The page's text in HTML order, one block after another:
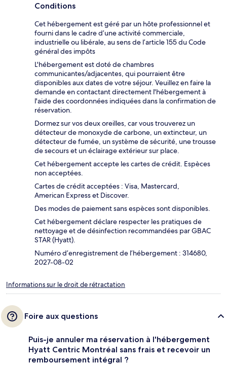
Conditions
Cet hébergement est géré par un hôte professionnel et
fourni dans le cadre d’une activité commerciale,
industrielle ou libérale, au sens de l’article 155 du Code
général des impôts
L'hébergement est doté de chambres
communicantes/adjacentes, qui pourraient être
disponibles aux dates de votre séjour. Veuillez en faire la
demande en contactant directement l'hébergement à
l'aide des coordonnées indiquées dans la confirmation de
réservation.
Dormez sur vos deux oreilles, car vous trouverez un
détecteur de monoxyde de carbone, un extincteur, un
détecteur de fumée, un système de sécurité, une trousse
de secours et un éclairage extérieur sur place.
Cet hébergement accepte les cartes de crédit. Espèces
non acceptées.
Cartes de crédit acceptées : Visa, Mastercard,
American Express et Discover.
Des modes de paiement sans espèces sont disponibles.
Cet hébergement déclare respecter les pratiques de
nettoyage et de désinfection recommandées par GBAC
STAR (Hyatt).
Numéro d’enregistrement de l’hébergement : 314680,
2027-08-02
Informations sur le droit de rétractation
Foire aux questions
Puis-je annuler ma réservation à l'hébergement
Hyatt Centric Montréal sans frais et recevoir un
remboursement intégral ?